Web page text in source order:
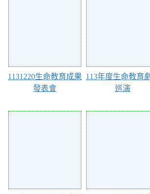
1131220生命教育成果
發表會
113年度生命教育
巡演